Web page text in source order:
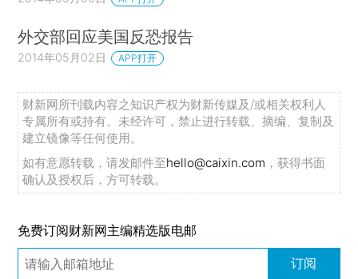
外交部回应美国反恐报告
2014年05月02日 APP打开
财新网所刊载内容之知识产权为财新传媒及/或相关权利人
专属所有或持有。未经许可，禁止进行转载、摘编、复制及
建立镜像等任何使用。
如有意愿转载，请发邮件至hello@caixin.com ，获得书面
确认及授权后，方可转载。
免费订阅财新网主编精选版电邮
订阅